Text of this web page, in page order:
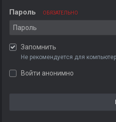
Пароль ОБЯЗАТЕЛЬНО
Запомнить
Не рекомендуется для
Войти анонимно